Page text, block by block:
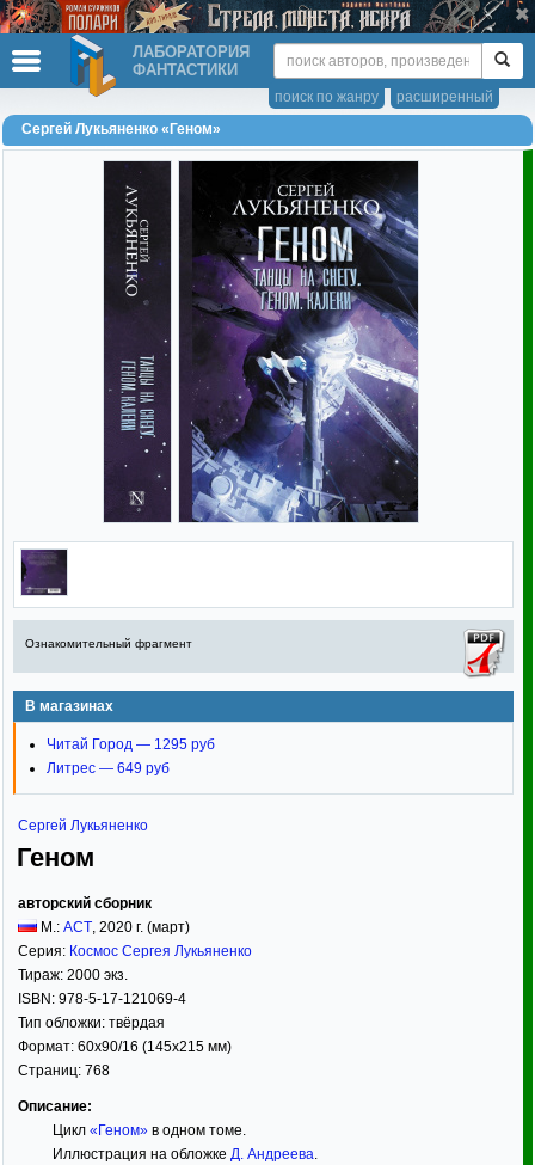
ЛАБОРАТОРИЯ
ФАНТАСТИКИ
расширенный
поиск по жанру
Сергей Лукьяненко «Геном»
Ознакомительный фрагмент
В магазинах
Читай Город — 1295 руб
Литрес — 649 руб
Сергей Лукьяненко
Геном
авторский сборник
М.: АСТ, 2020 г. (март)
Серия: Космос Сергея Лукьяненко
Тираж: 2000 экз.
ISBN: 978-5-17-121069-4
Тип обложки: твёрдая
Формат: 60x90/16 (145x215 мм)
Страниц: 768
Описание:
Цикл «Геном»в одном томе.
Иллюстрация на обложке Д. Андреева.